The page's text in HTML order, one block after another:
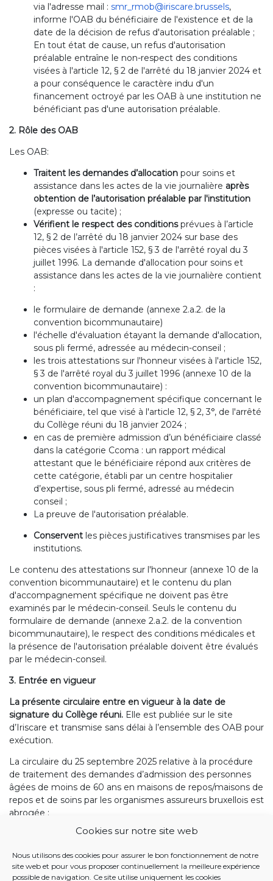
Cookies sur notre site web
Nous utilisons des cookies pour assurer le bon fonctionnement de notre
site web et pour vous proposer continuellement la meilleure expérience
possible de navigation. Ce site utilise uniquement les cookies
via l'adresse mail : smr_rmob@iriscare.brussels,
informe l'OAB du bénéficiaire de l'existence et de la
date de la décision de refus d'autorisation préalable ;
En tout état de cause, un refus d'autorisation
préalable entraîne le non-respect des conditions
visées à l'article 12, § 2 de l'arrêté du 18 janvier 2024 et
a pour conséquence le caractère indu d'un
financement octroyé par les OAB à une institution ne
bénéficiant pas d'une autorisation préalable.
2. Rôle des OAB
Les OAB:
Traitent les demandes d’allocation pour soins et
assistance dans les actes de la vie journalière après
obtention de l’autorisation préalable par l'institution
(expresse ou tacite) ;
Vérifient le respect des conditionsprévues à l’article
12, § 2 de l’arrêté du 18 janvier 2024 sur base des
pièces visées à l'article 152, § 3 de l'arrêté royal du 3
juillet 1996. La demande d'allocation pour soins et
assistance dans les actes de la vie journalière contient
:
le formulaire de demande (annexe 2.a.2. de la
convention bicommunautaire)
l'échelle d'évaluation étayant la demande d'allocation,
sous pli fermé, adressée au médecin-conseil ;
les trois attestations sur l'honneur visées à l'article 152,
§ 3 de l'arrêté royal du 3 juillet 1996 (annexe 10 de la
convention bicommunautaire) :
un plan d'accompagnement spécifique concernant le
bénéficiaire, tel que visé à l'article 12, § 2, 3°, de l'arrêté
du Collège réuni du 18 janvier 2024 ;
en cas de première admission d’un bénéficiaire classé
dans la catégorie Ccoma : un rapport médical
attestant que le bénéficiaire répond aux critères de
cette catégorie, établi par un centre hospitalier
d’expertise, sous pli fermé, adressé au médecin
conseil ;
La preuve de l'autorisation préalable.
Conservent les pièces justificatives transmises par les
institutions.
Le contenu des attestations sur l'honneur (annexe 10 de la
convention bicommunautaire) et le contenu du plan
d'accompagnement spécifique ne doivent pas être
examinés par le médecin-conseil. Seuls le contenu du
formulaire de demande (annexe 2.a.2. de la convention
bicommunautaire), le respect des conditions médicales et
la présence de l'autorisation préalable doivent être évalués
par le médecin-conseil.
3. Entrée en vigueur
La présente circulaire entre en vigueur à la date de
signature du Collège réuni. Elle est publiée sur le site
d’Iriscare et transmise sans délai à l’ensemble des OAB pour
exécution.
La circulaire du 25 septembre 2025 relative à la procédure
de traitement des demandes d’admission des personnes
âgées de moins de 60 ans en maisons de repos/maisons de
repos et de soins par les organismes assureurs bruxellois est
abrogée ;
Pour le Collège réuni,
Les Ministres compétents pour la santé et l’aide aux
personnes,